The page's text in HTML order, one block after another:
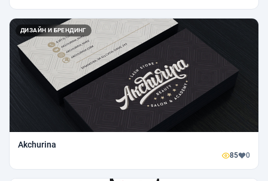
ДИЗАЙН И БРЕНДИНГ
Akchurina
85 0